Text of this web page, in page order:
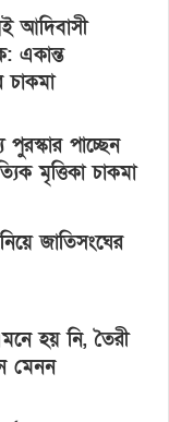
আদিবাসী
একান্ত
চাকমা
পুরস্কার পাচ্ছেন
মৃত্তিকা চাকমা
জাতিসংঘের
হয় নি, তৈরী
মেনন